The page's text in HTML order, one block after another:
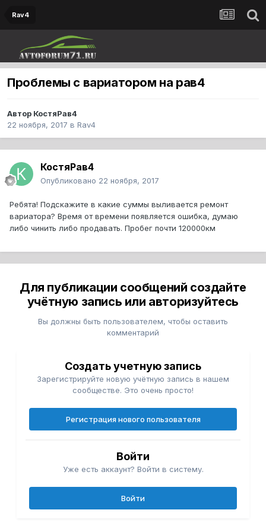
Rav4
Проблемы с вариатором на рав4
Автор КостяРав4
22 ноября, 2017 в Rav4
КостяРав4
Опубликовано 22 ноября, 2017
Ребята! Подскажите в какие суммы выливается ремонт
вариатора? Время от времени появляется ошибка, думаю
либо чинить либо продавать. Пробег почти 120000км
Для публикации сообщений создайте
учётную запись или авторизуйтесь
Вы должны быть пользователем, чтобы оставить
комментарий
Создать учетную запись
Зарегистрируйте новую учётную запись в нашем
сообществе. Это очень просто!
Регистрация нового пользователя
Войти
Уже есть аккаунт? Войти в систему.
Войти